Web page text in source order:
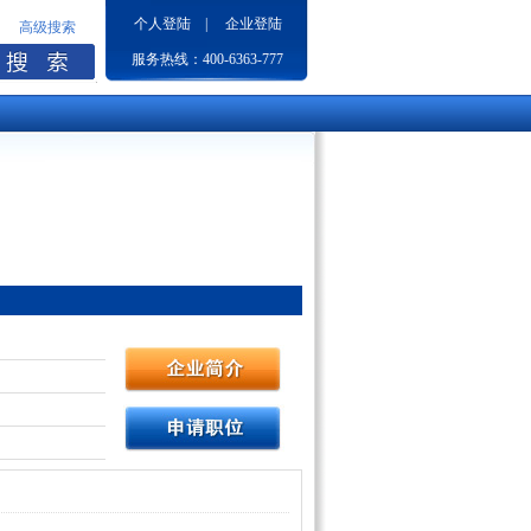
高级搜索 个人登陆| 企业登陆
服务热线：400-6363-777